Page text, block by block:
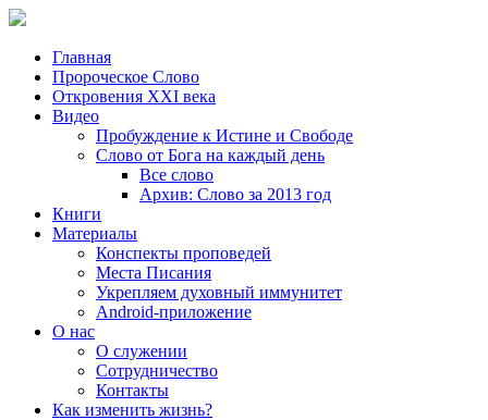
Главная
Пророческое Слово
Откровения ХХІ века
Видео
Пробуждение к Истине и Свободе
Слово от Бога на каждый день
Все слово
Архив: Слово за 2013 год
Книги
Материалы
Конспекты проповедей
Места Писания
Укрепляем духовный иммунитет
Android-приложение
О нас
О служении
Сотрудничество
Контакты
Как изменить жизнь?